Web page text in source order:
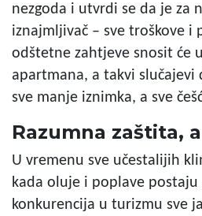
nezgoda i utvrdi se da je za
iznajmljivač – sve troškove i
odštetne zahtjeve snosit će
apartmana, a takvi slučajevi
sve manje iznimka, a sve
Razumna zaštita,
U vremenu sve učestalijih
kada oluje i poplave postaju
konkurencija u turizmu sve